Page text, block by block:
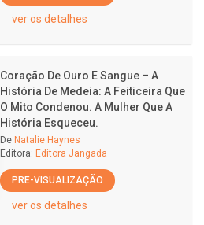
ver os detalhes
Coração De Ouro E Sangue – A
História De Medeia: A Feiticeira Que
O Mito Condenou. A Mulher Que A
História Esqueceu.
De Natalie Haynes
Editora: Editora Jangada
PRE-VISUALIZAÇÃO
ver os detalhes